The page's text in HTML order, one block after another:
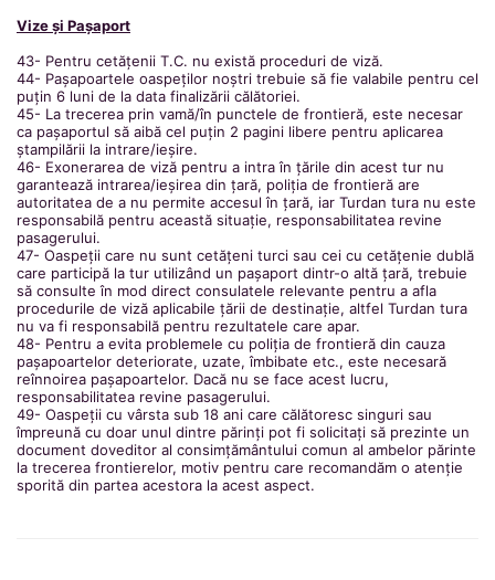
Vize și Pașaport
43- Pentru cetățenii T.C. nu există proceduri de viză.
44- Pașapoartele oaspeților noștri trebuie să fie valabile pentru cel
puțin 6 luni de la data finalizării călătoriei.
45- La trecerea prin vamă/în punctele de frontieră, este necesar
ca pașaportul să aibă cel puțin 2 pagini libere pentru aplicarea
ștampilării la intrare/ieșire.
46- Exonerarea de viză pentru a intra în țările din acest tur nu
garantează intrarea/ieșirea din țară, poliția de frontieră are
autoritatea de a nu permite accesul în țară, iar Turdan tura nu este
responsabilă pentru această situație, responsabilitatea revine
pasagerului.
47- Oaspeții care nu sunt cetățeni turci sau cei cu cetățenie dublă
care participă la tur utilizând un pașaport dintr-o altă țară, trebuie
să consulte în mod direct consulatele relevante pentru a afla
procedurile de viză aplicabile țării de destinație, altfel Turdan tura
nu va fi responsabilă pentru rezultatele care apar.
48- Pentru a evita problemele cu poliția de frontieră din cauza
pașapoartelor deteriorate, uzate, îmbibate etc., este necesară
reînnoirea pașapoartelor. Dacă nu se face acest lucru,
responsabilitatea revine pasagerului.
49- Oaspeții cu vârsta sub 18 ani care călătoresc singuri sau
împreună cu doar unul dintre părinți pot fi solicitați să prezinte un
document doveditor al consimțământului comun al ambelor părinte
la trecerea frontierelor, motiv pentru care recomandăm o atenție
sporită din partea acestora la acest aspect.